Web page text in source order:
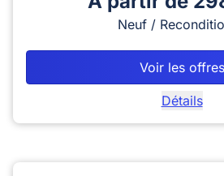
Neuf /
Voir les offres
Détails